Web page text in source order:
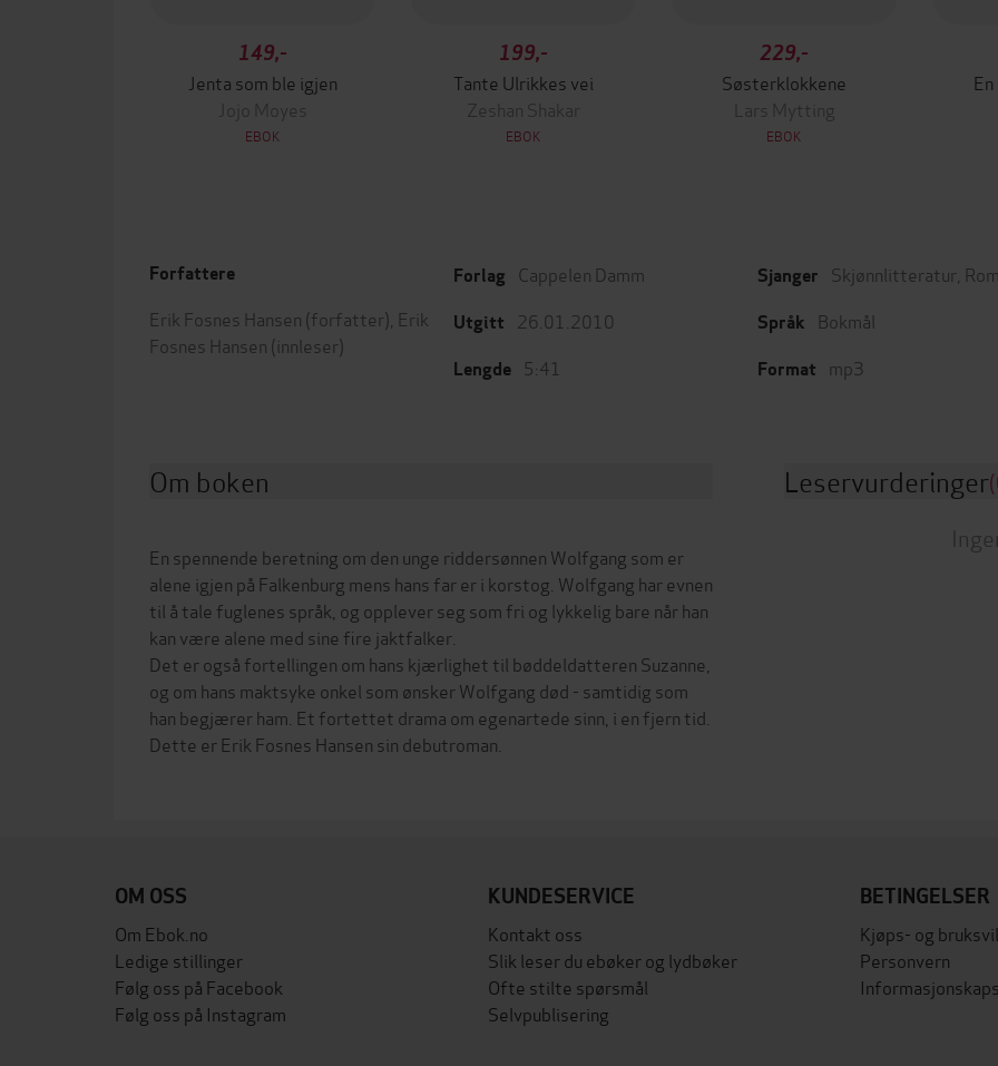
149,-
Jenta som ble igjen
Jojo Moyes
EBOK
199,-
Tante Ulrikkes vei
Zeshan Shakar
EBOK
229,-
Søsterklokkene
Lars Mytting
EBOK
Forfattere
Erik Fosnes Hansen (forfatter), Erik
Fosnes Hansen (innleser)
Forlag Cappelen Damm
Utgitt 26.01.2010
Lengde 5:41
Sjanger Skjønnlitteratur
Språk Bokmål
Format mp3
Om boken
En spennende beretning om den unge riddersønnen Wolfgang som er
alene igjen på Falkenburg mens hans far er i korstog. Wolfgang har evnen
til å tale fuglenes språk, og opplever seg som fri og lykkelig bare når han
kan være alene med sine fire jaktfalker.
Det er også fortellingen om hans kjærlighet til bøddeldatteren Suzanne,
og om hans maktsyke onkel som ønsker Wolfgang død - samtidig som
han begjærer ham. Et fortettet drama om egenartede sinn, i en fjern tid.
Dette er Erik Fosnes Hansen sin debutroman.
Leservurderinger
OM OSS
Om Ebok.no
Ledige stillinger
Følg oss på Facebook
Følg oss på Instagram
KUNDESERVICE
Kontakt oss
Slik leser du ebøker og lydbøker
Ofte stilte spørsmål
Selvpublisering
BETINGELSER
Kjøps- og
Personvern